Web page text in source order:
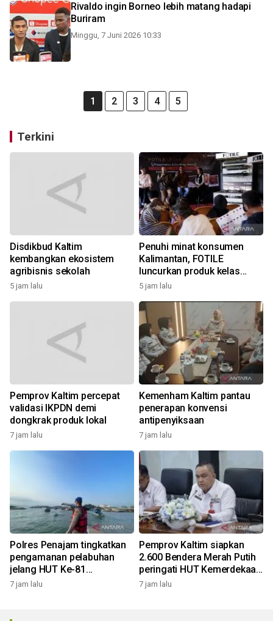
Rivaldo ingin Borneo lebih matang hadapi
Buriram
Minggu, 7 Juni 2026 10:33
1 2 3 4 5
Terkini
Disdikbud Kaltim
kembangkan ekosistem
agribisnis sekolah
5 jam lalu
Penuhi minat konsumen
Kalimantan, FOTILE
luncurkan produk kelas
medium
5 jam lalu
Pemprov Kaltim percepat
validasi IKPDN demi
dongkrak produk lokal
7 jam lalu
Kemenham Kaltim pantau
penerapan konvensi
antipenyiksaan
7 jam lalu
Polres Penajam tingkatkan
pengamanan pelabuhan
jelang HUT Ke-81
Kemerdekaan RI
7 jam lalu
Pemprov Kaltim siapkan
2.600 Bendera Merah Putih
peringati HUT Kemerdekaan
RI
7 jam lalu